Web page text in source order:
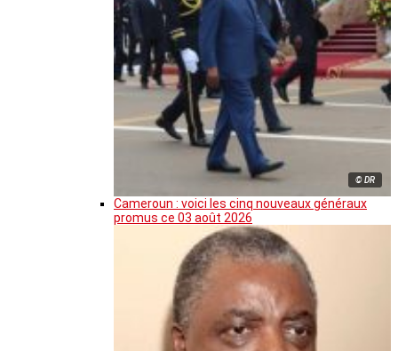
© DR
Cameroun : voici les cinq nouveaux généraux
promus ce 03 août 2026